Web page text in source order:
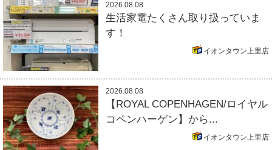
2026.08.08
生活家電たくさん取り扱っていま
す！
イオンタウン上里店
2026.08.08
【ROYAL COPENHAGEN/ロイヤル
コペンハーゲン】から...
イオンタウン上里店